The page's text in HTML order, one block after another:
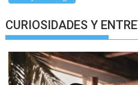
CURIOSIDADES Y